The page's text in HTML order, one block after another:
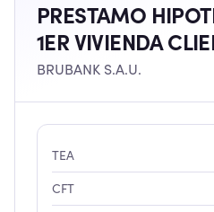
PRESTAMO
1ER VIVIENDA
BRUBANK S.A.U.
TEA
CFT